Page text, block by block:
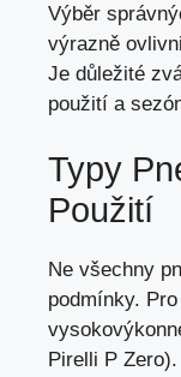
Výběr
výrazně
Je důležité
použití a
Typy
Použití
Ne všechny
podmínky.
Pirelli P